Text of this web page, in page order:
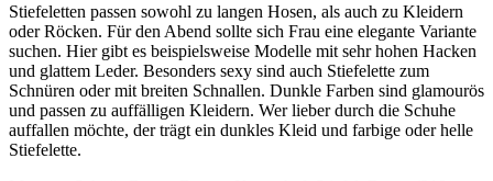
Stiefeletten passen sowohl zu langen Hosen, als auch zu Kleidern
oder Röcken. Für den Abend sollte sich Frau eine elegante Variante
suchen. Hier gibt es beispielsweise Modelle mit sehr hohen Hacken
und glattem Leder. Besonders sexy sind auch Stiefelette zum
Schnüren oder mit breiten Schnallen. Dunkle Farben sind glamourös
und passen zu auffälligen Kleidern. Wer lieber durch die Schuhe
auffallen möchte, der trägt ein dunkles Kleid und farbige oder helle
Stiefelette.